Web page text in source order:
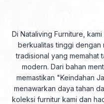
Di Nataliving Furniture,
berkualitas tinggi dengan
tradisional yang memahat
modern. Dari bahan
memastikan "Keindahan
menawarkan daya tahan
koleksi furnitur kami dan